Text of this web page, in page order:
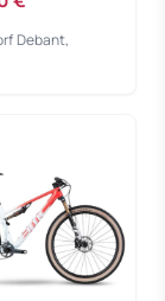
Debant,